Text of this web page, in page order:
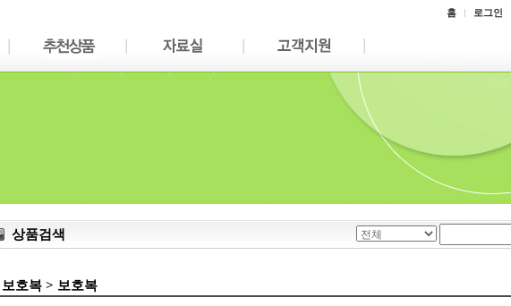
홈 로그인
상품검색
보호복 > 보호복